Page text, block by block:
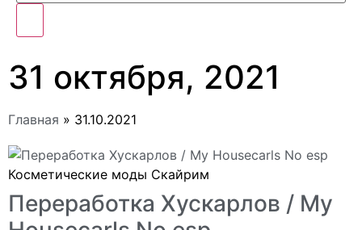
31 октября, 2021
Главная » 31.10.2021
Косметические моды Скайрим
Переработка Хускарлов / My